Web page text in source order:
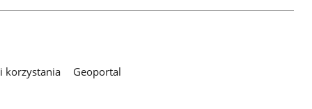
korzystania Geoportal